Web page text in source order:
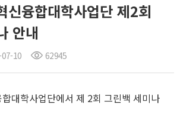
신융합대학사업단 제2회
안내
10 62945
대학사업단에서 제 2회 그린백 세미나